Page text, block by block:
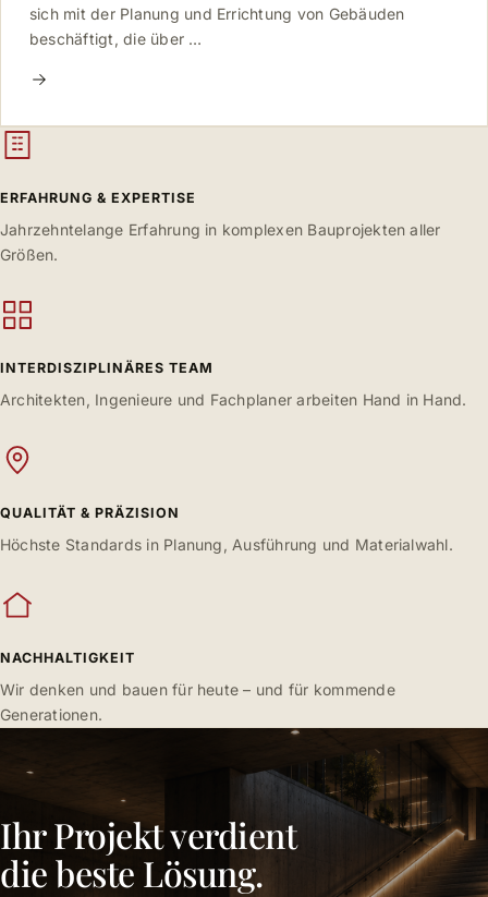
sich mit der Planung und Errichtung von Gebäuden
beschäftigt, die über …
ERFAHRUNG & EXPERTISE
Jahrzehntelange Erfahrung in komplexen Bauprojekten aller
Größen.
INTERDISZIPLINÄRES TEAM
Architekten, Ingenieure und Fachplaner arbeiten Hand in Hand.
QUALITÄT & PRÄZISION
Höchste Standards in Planung, Ausführung und Materialwahl.
NACHHALTIGKEIT
Wir denken und bauen für heute – und für kommende
Generationen.
Ihr Projekt verdient
die beste Lösung.